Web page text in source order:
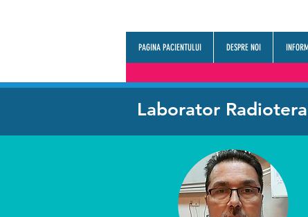
PAGINA PACIENTULUI DESPRE NOI
Laborator